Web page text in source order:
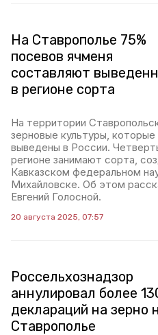
На Ставрополье 75%
посевов ячменя
составляют
в регионе сорта
На территории
зерновые культуры,
выведены в России.
регионе занимают сорта,
Кавказском федеральном
Михайловске. Об этом
Евгений Голосной.
20 августа 2025, 07:57
Россельхознадзор
аннулировал более
деклараций на зерно
Ставрополье